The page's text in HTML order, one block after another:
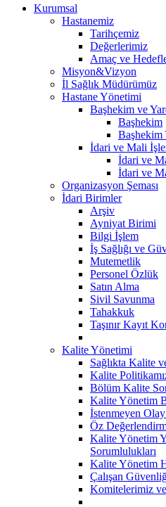
Kurumsal
Hastanemiz
Tarihçemiz
Değerlerimiz
Amaç ve
Misyon&Vizyon
İl Sağlık Müdürümüz
Hastane Yönetimi
Başhekim ve
Başhekim
Başhekim
İdari ve Mali
İdari ve
İdari ve
Organizasyon Şeması
İdari Birimler
Arşiv
Ayniyat Birimi
Bilgi İşlem
İş Sağlığı ve
Mutemetlik
Personel Özlük
Satın Alma
Sivil Savunma
Tahakkuk
Taşınır Kayıt
Kalite Yönetimi
Sağlıkta Kalite
Kalite
Bölüm Kalite
Kalite Yönetim
İstenmeyen
Öz
Kalite Yönetim
Sorumlulukları
Kalite Yönetim
Çalışan
Komitelerimiz